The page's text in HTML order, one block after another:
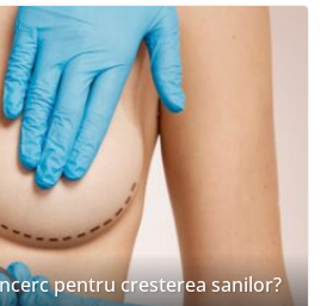
pentru cresterea sanilor?